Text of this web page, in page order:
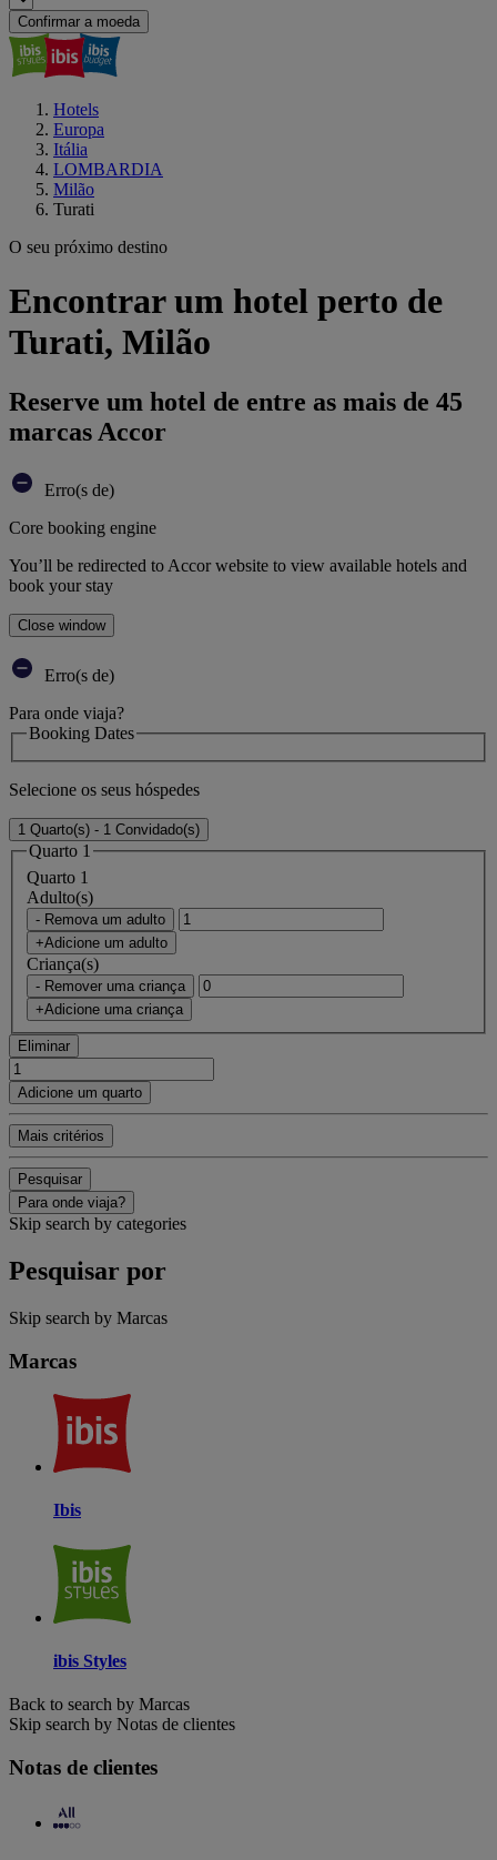
Confirmar a moeda
Hotels
Europa
Itália
LOMBARDIA
Milão
Turati
O seu próximo destino
Encontrar um hotel perto de
Turati, Milão
Reserve um hotel de entre as mais de 45
marcas Accor
Erro(s de)
Core booking engine
You’ll be redirected to Accor website to view available hotels and
book your stay
Close window
Erro(s de)
Para onde viaja?
Booking Dates
Selecione os seus hóspedes
1 Quarto(s) - 1 Convidado(s)
Quarto 1
Quarto 1
Adulto(s)
- Remova um adulto
+Adicione um adulto
Criança(s)
- Remover uma criança
+Adicione uma criança
Eliminar
Adicione um quarto
Mais critérios
Pesquisar
Para onde viaja?
Skip search by categories
Pesquisar por
Skip search by Marcas
Marcas
Ibis
ibis Styles
Back to search by Marcas
Skip search by Notas de clientes
Notas de clientes